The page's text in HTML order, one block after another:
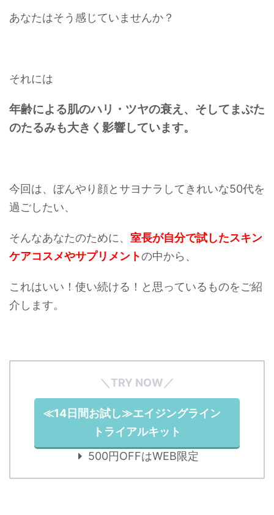
あなたはそう感じていませんか？
それには
年齢による肌のハリ・ツヤの衰え、そしてまぶた
のたるみも大きく影響しています。
今回は、ぼんやり顔とサヨナラしてきれいな50代を
過ごしたい、
そんなあなたのために、 室長が自分で試したスキン
ケアコスメやサプリメントの中から、
これはいい！使い続ける！と思っているものをご紹
介します。
＼TRY NOW／
≪14日間お試し≫エイジングライン
トライアルキット
500円OFFはWEB限定